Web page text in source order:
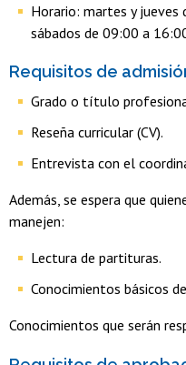
Horario: martes y jueves
sábados de 09:00 a
Requisitos de
Grado o título
Reseña curricular (CV).
Entrevista con el
Además, se espera que
manejen:
Lectura de partituras.
Conocimientos básicos
Conocimientos que serán